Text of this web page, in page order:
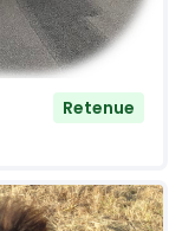
Retenue